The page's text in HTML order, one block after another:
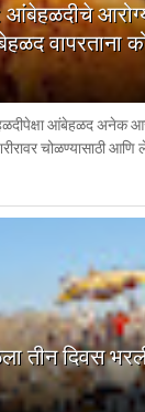
आंबेहळदीचे
वापरताना
आंबेहळद अनेक
चोळण्यासाठी
तीन दिवस